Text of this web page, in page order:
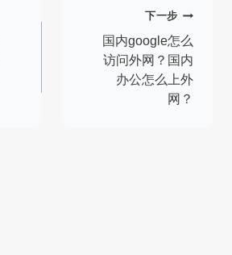
下一步
国内google怎么
访问外网？国内
办公怎么上外
网？